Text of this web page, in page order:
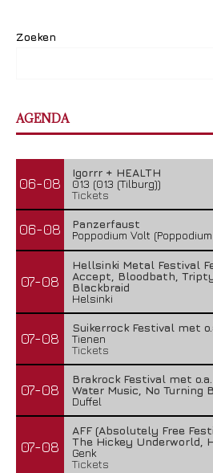
Zoeken
AGENDA
06-08
Igorrr + HEALTH
013 (013 (Tilburg))
Tickets
06-08
Panzerfaust
Poppodium Volt
07-08
Hellsinki Metal Festival
Accept, Bloodbath,
Blackbraid
Helsinki
07-08
Suikerrock Festival met
Tienen
Tickets
07-08
Brakrock Festival met
Water Music, No Turning
Duffel
07-08
AFF (Absolutely Free
The Hickey Underworld,
Genk
Tickets